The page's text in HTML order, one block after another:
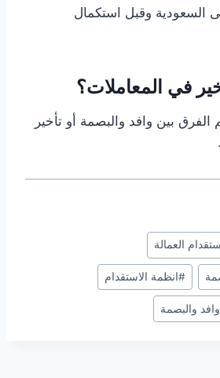
السعودية وقبل استكمال
في المعاملات؟
بين وافد والبصمة أو تأخير
العمالة
#انظمة الاستقدام
وافد والبصمة